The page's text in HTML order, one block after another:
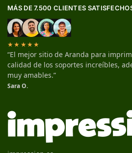
MÁS DE 7.500 CLIENTES
★★★★★
“El mejor sitio de Aranda para
calidad de los soportes increíbles,
muy amables.”
Sara O.